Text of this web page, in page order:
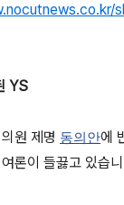
YS
원 제명 동의안에
론이 들끓고 있습